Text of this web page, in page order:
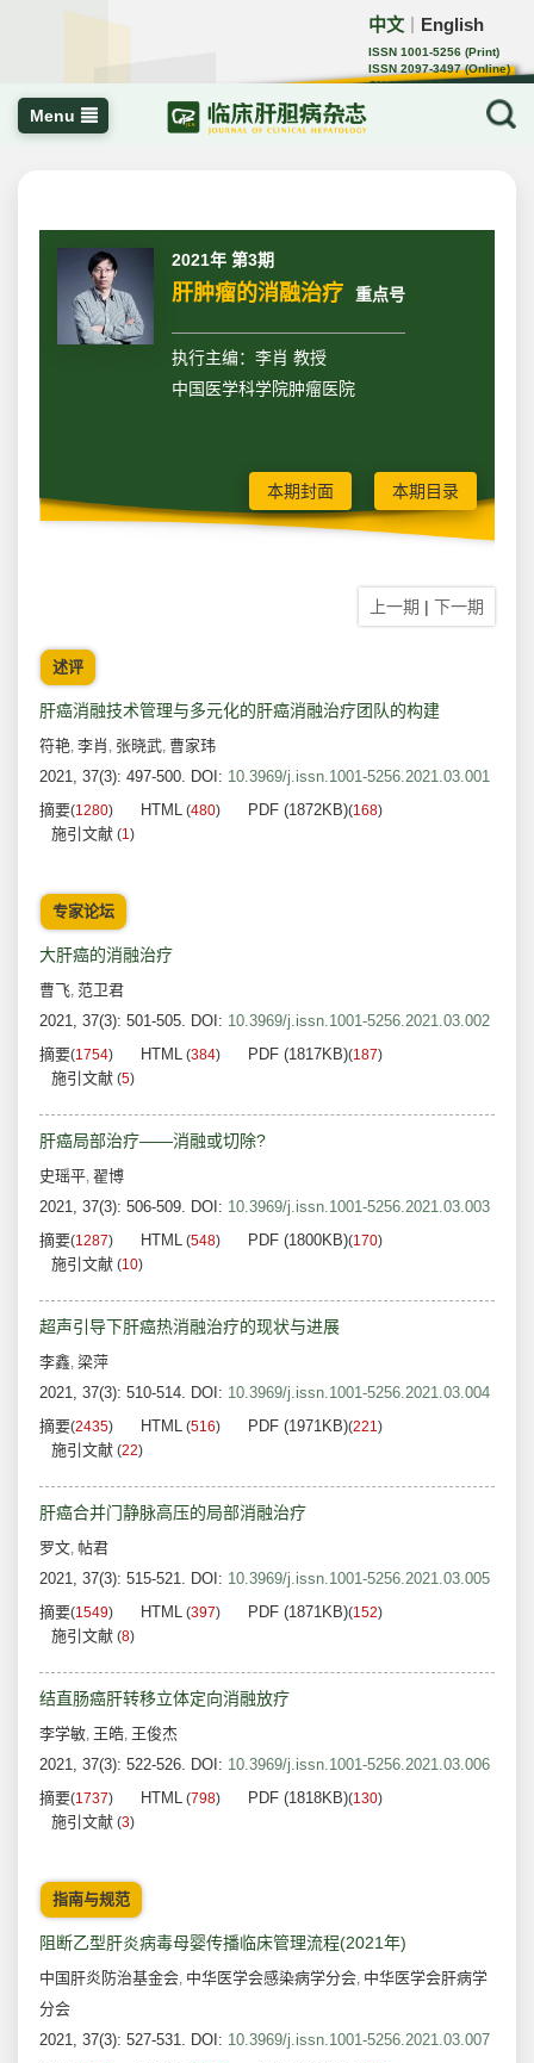
中文 English
ISSN 1001-5256 (Print)
ISSN 2097-3497 (Online)
CN 22-1108/R
Menu
2021年 第3期
肝肿瘤的消融治疗 重点号
执行主编：李肖 教授
中国医学科学院肿瘤医院
本期封面 本期目录
上一期 | 下一期
述评
肝癌消融技术管理与多元化的肝癌消融治疗团队的构建
符艳, 李肖 , 张晓武, 曹家玮
2021, 37(3): 497-500. DOI: 10.3969/j.issn.1001-5256.2021.03.001
摘要(1280) HTML (480) PDF (1872KB)(168)
施引文献 (1)
专家论坛
大肝癌的消融治疗
曹飞, 范卫君
2021, 37(3): 501-505. DOI: 10.3969/j.issn.1001-5256.2021.03.002
摘要(1754) HTML (384) PDF (1817KB)(187)
施引文献 (5)
肝癌局部治疗——消融或切除?
史瑶平, 翟博
2021, 37(3): 506-509. DOI: 10.3969/j.issn.1001-5256.2021.03.003
摘要(1287) HTML (548) PDF (1800KB)(170)
施引文献 (10)
超声引导下肝癌热消融治疗的现状与进展
李鑫, 梁萍
2021, 37(3): 510-514. DOI: 10.3969/j.issn.1001-5256.2021.03.004
摘要(2435) HTML (516) PDF (1971KB)(221)
施引文献 (22)
肝癌合并门静脉高压的局部消融治疗
罗文, 帖君
2021, 37(3): 515-521. DOI: 10.3969/j.issn.1001-5256.2021.03.005
摘要(1549) HTML (397) PDF (1871KB)(152)
施引文献 (8)
结直肠癌肝转移立体定向消融放疗
李学敏, 王皓, 王俊杰
2021, 37(3): 522-526. DOI: 10.3969/j.issn.1001-5256.2021.03.006
摘要(1737) HTML (798) PDF (1818KB)(130)
施引文献 (3)
指南与规范
阻断乙型肝炎病毒母婴传播临床管理流程(2021年)
中国肝炎防治基金会, 中华医学会感染病学分会, 中华医学会肝病学
分会
2021, 37(3): 527-531. DOI: 10.3969/j.issn.1001-5256.2021.03.007